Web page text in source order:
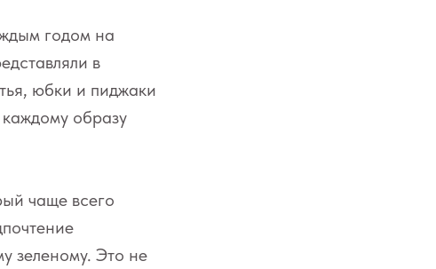
годом на
в
юбки и пиджаки
образу
чаще всего
зеленому. Это не